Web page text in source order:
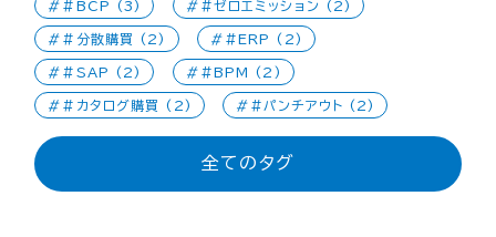
#BCP (3) #ゼロエミッション (2)
#分散購買 (2) #ERP (2)
#SAP (2) #BPM (2)
#カタログ購買 (2) #パンチアウト (2)
全てのタグ